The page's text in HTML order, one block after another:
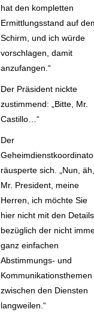
hat den kompletten
Ermittlungsstand auf
Schirm, und ich würde
vorschlagen, damit
anzufangen.“
Der Präsident nickte
zustimmend: „Bitte, Mr.
Castillo…“
Der
räusperte sich. „Nun, äh,
Mr. President, meine
Herren, ich möchte Sie
hier nicht mit den Details
bezüglich der nicht
ganz einfachen
Abstimmungs- und
Kommunikationsthemen
zwischen den Diensten
langweilen.“